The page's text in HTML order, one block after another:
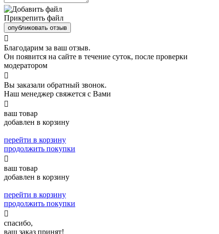
Прикрепить файл
опубликовать отзыв

Благодарим за ваш отзыв.
Он появится на сайте в течение суток, после проверки
модератором

Вы заказали обратный звонок.
Наш менеджер свяжется с Вами

ваш товар
добавлен в корзину
перейти в корзину
продолжить покупки

ваш товар
добавлен в корзину
перейти в корзину
продолжить покупки

спасибо,
ваш заказ принят!